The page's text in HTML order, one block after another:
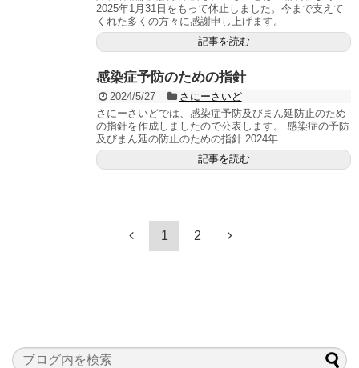
2025年1月31日をもって休止しました。今まで支えて
くれた多くの方々に感謝申し上げます。
記事を読む
感染症予防のための指針
2024/5/27
さにーさいど
さにーさいどでは、感染症予防及びまん延防止のため
の指針を作成しましたので公表します。 感染症の予防
及びまん延の防止のための指針 2024年...
記事を読む
1 2